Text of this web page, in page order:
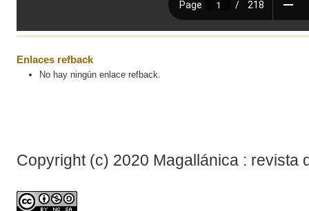
Enlaces refback
No hay ningún enlace refback.
Copyright (c) 2020 Magallánica : revista